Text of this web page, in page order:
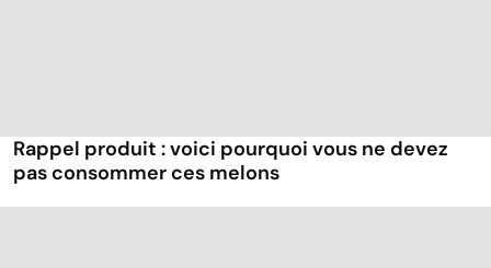
Rappel produit : voici pourquoi vous ne devez
pas consommer ces melons